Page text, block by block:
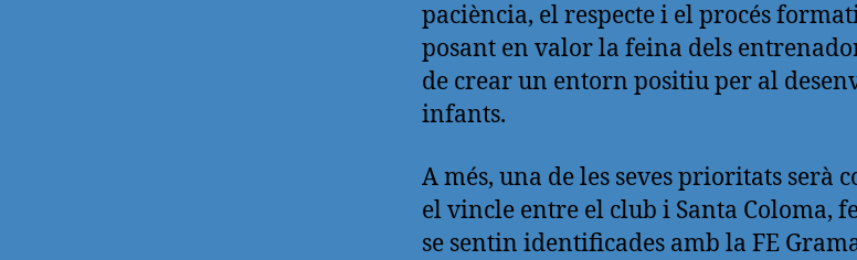
paciència, el respecte i el procés
posant en valor la feina dels
de crear un entorn positiu per al
infants.
A més, una de les seves prioritats
el vincle entre el club i Santa Coloma,
se sentin identificades amb la FE